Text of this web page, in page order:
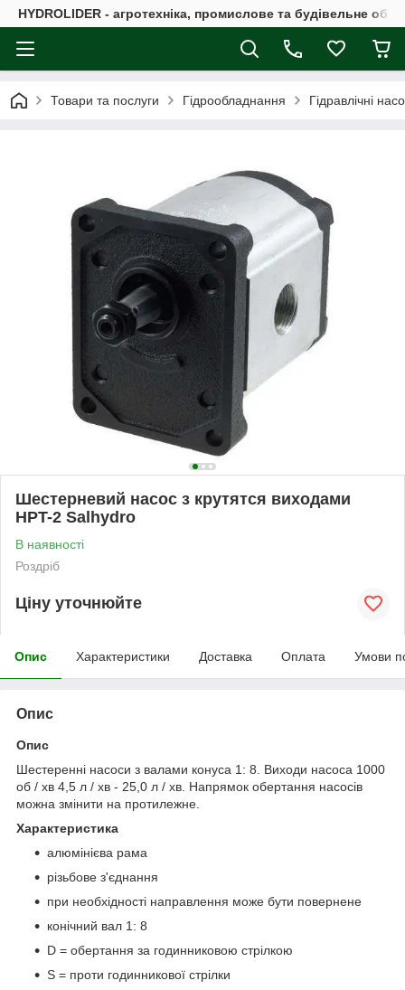
HYDROLIDER - агротехніка, промислове та будівельне
Товари та послуги Гідрообладнання Гідравлічні
Шестерневий насос з крутятся виходами
HPT-2 Salhydro
В наявності
Роздріб
Ціну уточнюйте
Опис Характеристики Доставка Оплата Умови
Опис
Опис
Шестеренні насоси з валами конуса 1: 8. Виходи насоса 1000
об / хв 4,5 л / хв - 25,0 л / хв. Напрямок обертання насосів
можна змінити на протилежне.
Характеристика
алюмінієва рама
різьбове з'єднання
при необхідності направлення може бути повернене
конічний вал 1: 8
D = обертання за годинниковою стрілкою
S = проти годинникової стрілки